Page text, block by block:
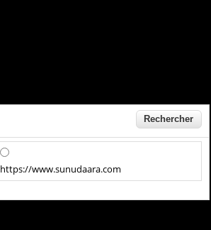
https://www.sunudaara.com